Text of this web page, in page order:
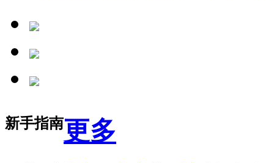
新手指南更多